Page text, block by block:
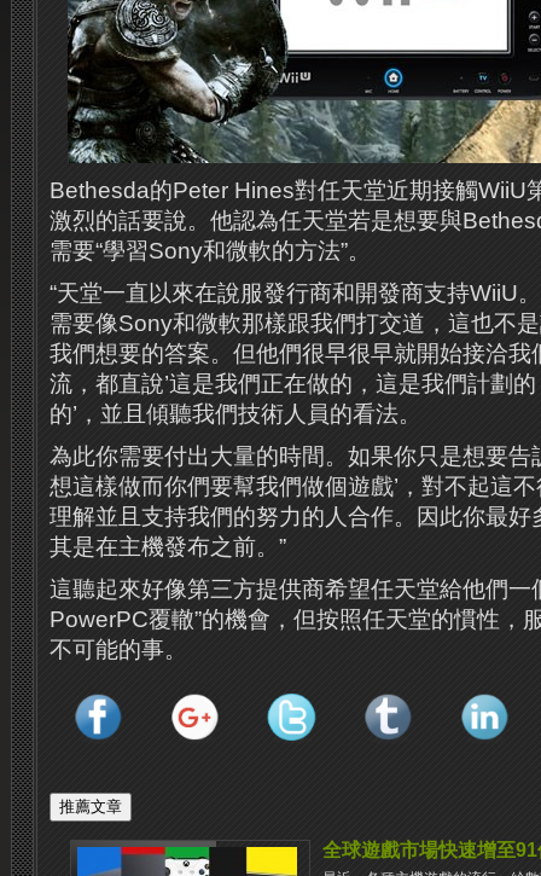
Bethesda的Peter Hines對任天堂近期接觸WiiU
激烈的話要說。他認為任天堂若是想要與
需要“學習Sony和微軟的方法”。
“天堂一直以來在說服發行商和開發商支持WiiU
需要像Sony和微軟那樣跟我們打交道，這也不
我們想要的答案。但他們很早很早就開始接洽我
流，都直說’這是我們正在做的，這是我們計劃
的’，並且傾聽我們技術人員的看法。
為此你需要付出大量的時間。如果你只是想要告
想這樣做而你們要幫我們做個遊戲’，對不起這
理解並且支持我們的努力的人合作。因此你最好
其是在主機發布之前。”
這聽起來好像第三方提供商希望任天堂給他們一
PowerPC覆轍”的機會，但按照任天堂的慣性，
不可能的事。
全球遊戲市場快速增至